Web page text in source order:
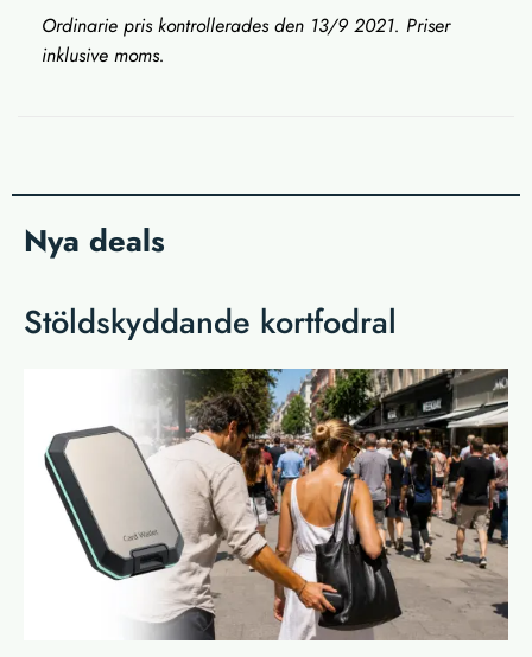
Ordinarie pris kontrollerades den 13/9 2021. Priser
inklusive moms.
Nya deals
Stöldskyddande kortfodral